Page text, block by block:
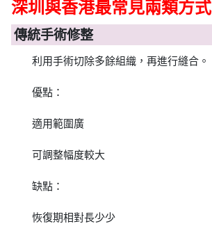
深圳與香港最常見兩類方式
傳統手術修整
利用手術切除多餘組織，再進行縫合。
優點：
適用範圍廣
可調整幅度較大
缺點：
恢復期相對長少少